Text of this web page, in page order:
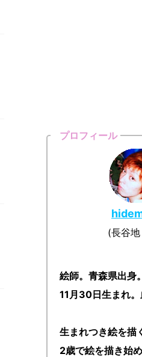
プロフィール
(長谷
絵師。青森県出身。
11月30日生まれ。
生まれつき絵を描
2歳で絵を描き始め